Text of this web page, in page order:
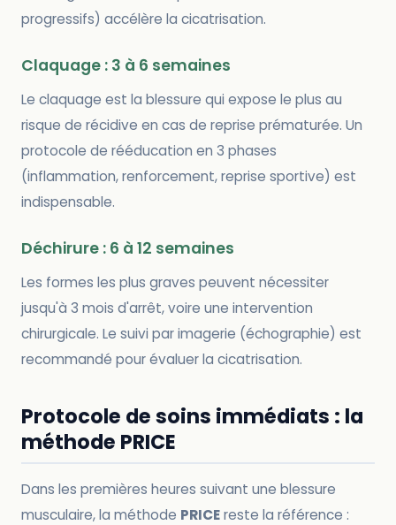
progressifs) accélère la cicatrisation.
Claquage : 3 à 6 semaines
Le claquage est la blessure qui expose le plus au
risque de récidive en cas de reprise prématurée. Un
protocole de rééducation en 3 phases
(inflammation, renforcement, reprise sportive) est
indispensable.
Déchirure : 6 à 12 semaines
Les formes les plus graves peuvent nécessiter
jusqu'à 3 mois d'arrêt, voire une intervention
chirurgicale. Le suivi par imagerie (échographie) est
recommandé pour évaluer la cicatrisation.
Protocole de soins immédiats : la
méthode PRICE
Dans les premières heures suivant une blessure
musculaire, la méthode PRICEreste la référence :